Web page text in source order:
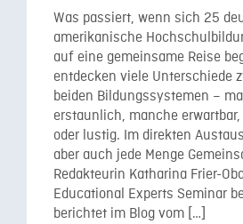
Was passiert, wenn sich 25
amerikanische
auf eine gemeinsame Reise
entdecken viele Unterschiede
beiden Bildungssystemen –
erstaunlich, manche
oder lustig. Im direkten
aber auch jede Menge
Redakteurin Katharina Frier-
Educational Experts Seminar
berichtet im Blog vom […]